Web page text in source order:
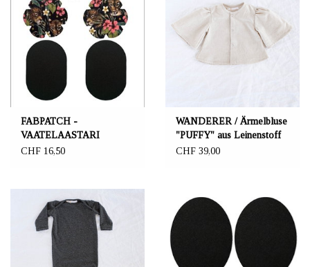
FABPATCH -
VAATELAASTARI
FabPatch 5er Set "Lumo"
CHF 16,50
WANDERER / Ärmelbluse
"PUFFY" aus Leinenstoff
CHF 39,00